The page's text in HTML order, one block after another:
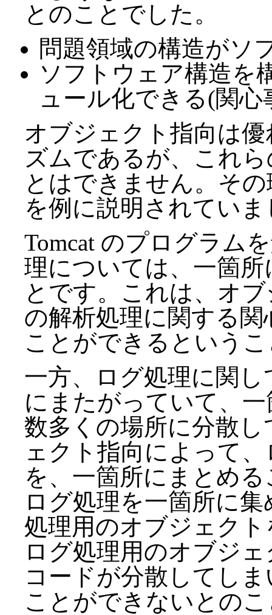
とのことでした。
問題領域の構造がソ
ソフトウェア構造を
ュール化できる(関
オブジェクト指向は
ズムであるが、これ
とはできません。そ
を例に説明されてい
Tomcat のプログラム
理については、一箇
とです。これは、オ
の解析処理に関する
ことができるという
一方、ログ処理に関
にまたがっていて、
数多くの場所に分散
ェクト指向によって
を、一箇所にまとめ
ログ処理を一箇所に
処理用のオブジェク
ログ処理用のオブジ
コードが分散してし
ことができないとの